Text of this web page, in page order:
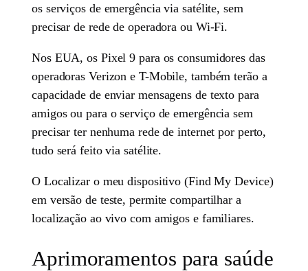
os serviços de emergência via satélite, sem
precisar de rede de operadora ou Wi-Fi.
Nos EUA, os Pixel 9 para os consumidores das
operadoras Verizon e T-Mobile, também terão a
capacidade de enviar mensagens de texto para
amigos ou para o serviço de emergência sem
precisar ter nenhuma rede de internet por perto,
tudo será feito via satélite.
O Localizar o meu dispositivo (Find My Device)
em versão de teste, permite compartilhar a
localização ao vivo com amigos e familiares.
Aprimoramentos para saúde